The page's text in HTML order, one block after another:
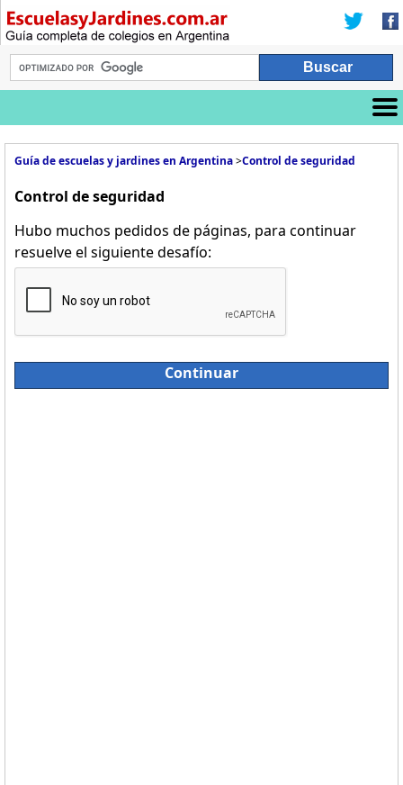
Guía de escuelas y jardines en Argentina>Control de seguridad
Control de seguridad
Hubo muchos pedidos de páginas, para continuar
resuelve el siguiente desafío:
Continuar